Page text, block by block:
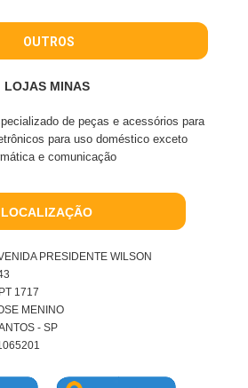
OUTROS
LOJAS MINAS
de peças e acessórios para
para uso doméstico exceto
e comunicação
LOCALIZAÇÃO
PRESIDENTE WILSON
1717
MENINO
- SP